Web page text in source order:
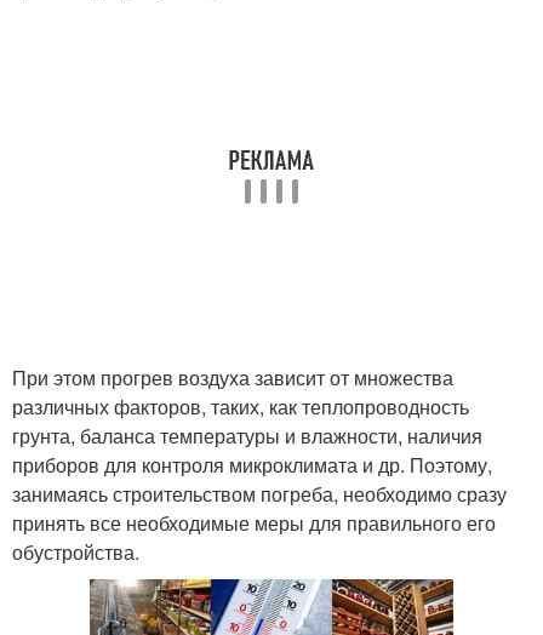
При этом прогрев воздуха зависит от множества
различных факторов, таких, как теплопроводность
грунта, баланса температуры и влажности, наличия
приборов для контроля микроклимата и др. Поэтому,
занимаясь строительством погреба, необходимо сразу
принять все необходимые меры для правильного его
обустройства.